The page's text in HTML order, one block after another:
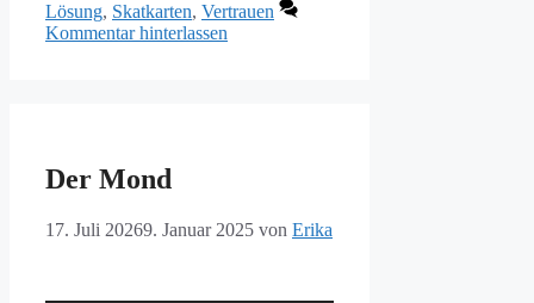
Lösung, Skatkarten, Vertrauen
Kommentar hinterlassen
Der Mond
17. Juli 20269. Januar 2025 von Erika